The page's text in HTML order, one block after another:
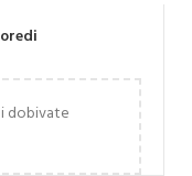
i dobivate